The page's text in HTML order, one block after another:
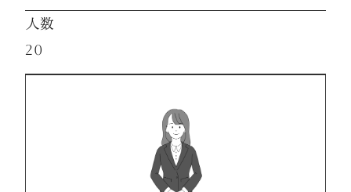
人数
20